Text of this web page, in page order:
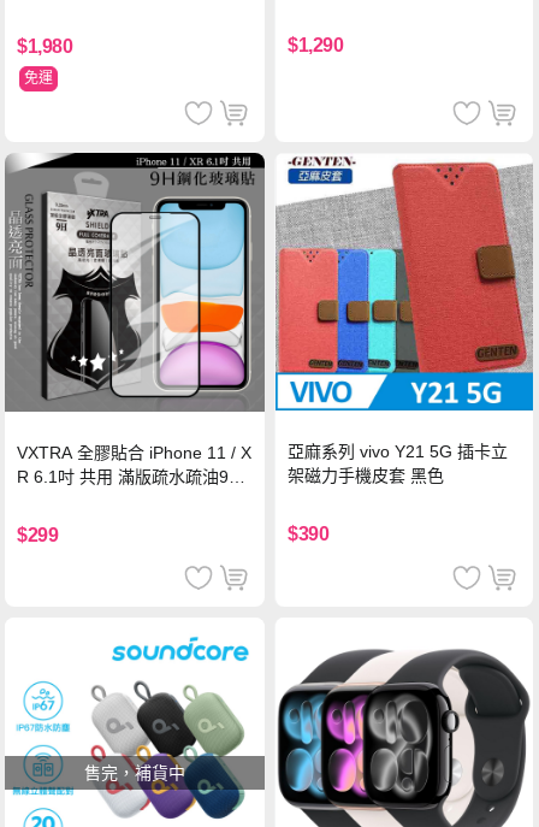
$1,980
免運
$1,290
VXTRA 全膠貼合 iPhone 11 / X
R 6.1吋 共用 滿版疏水疏油9H
$299
亞麻系列 vivo Y21 5G 插卡立
架磁力手機皮套 黑色
$390
售完，補貨中